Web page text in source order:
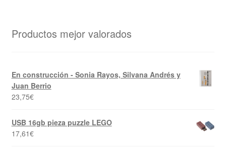
Productos mejor valorados
En construcción - Sonia Rayos, Silvana Andrés y
Juan Berrio
23,75€
USB 16gb pieza puzzle LEGO
17,61€